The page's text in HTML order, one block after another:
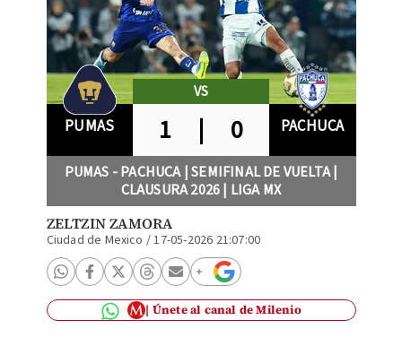
VS
PUMAS 1 | 0 PACHUCA
PUMAS - PACHUCA | SEMIFINAL DE VUELTA |
CLAUSURA 2026 | LIGA MX
ZELTZIN ZAMORA
Ciudad de Mexico /17-05-2026 21:07:00
Únete al canal de Milenio